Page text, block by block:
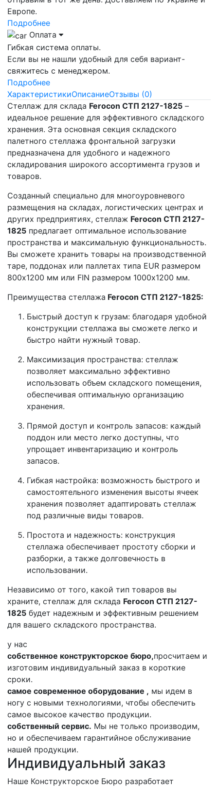
Европе.
Подробнее
Оплата
Гибкая система оплаты.
Если вы не нашли удобный для себя вариант-
свяжитесь с менеджером.
Подробнее
ХарактеристикиОписаниеОтзывы (0)
Стеллаж для склада Ferocon СТП 2127-1825 –
идеальное решение для эффективного складского
хранения. Эта основная секция складского
палетного стеллажа фронтальной загрузки
предназначена для удобного и надежного
складирования широкого ассортимента грузов и
товаров.
Созданный специально для многоуровневого
размещения на складах, логистических центрах и
других предприятиях, стеллаж Ferocon СТП 2127-
1825 предлагает оптимальное использование
пространства и максимальную функциональность.
Вы сможете хранить товары на производственной
таре, поддонах или паллетах типа EUR размером
800x1200 мм или FIN размером 1000x1200 мм.
Преимущества стеллажа Ferocon СТП 2127-1825:
Быстрый доступ к грузам: благодаря удобной
конструкции стеллажа вы сможете легко и
быстро найти нужный товар.
Максимизация пространства: стеллаж
позволяет максимально эффективно
использовать объем складского помещения,
обеспечивая оптимальную организацию
хранения.
Прямой доступ и контроль запасов: каждый
поддон или место легко доступны, что
упрощает инвентаризацию и контроль
запасов.
Гибкая настройка: возможность быстрого и
самостоятельного изменения высоты ячеек
хранения позволяет адаптировать стеллаж
под различные виды товаров.
Простота и надежность: конструкция
стеллажа обеспечивает простоту сборки и
разборки, а также долговечность в
использовании.
Независимо от того, какой тип товаров вы
храните, стеллаж для склада Ferocon СТП 2127-
1825 будет надежным и эффективным решением
для вашего складского пространства.
у нас
собственное конструкторское бюро,просчитаем и
изготовим индивидуальный заказ в короткие
сроки.
самое современное оборудование , мы идем в
ногу с новыми технологиями, чтобы обеспечить
самое высокое качество продукции.
собственный сервис. Мы не только производим,
но и обеспечиваем гарантийное обслуживание
нашей продукции.
Индивидуальный заказ
Наше Конструкторское Бюро разработает